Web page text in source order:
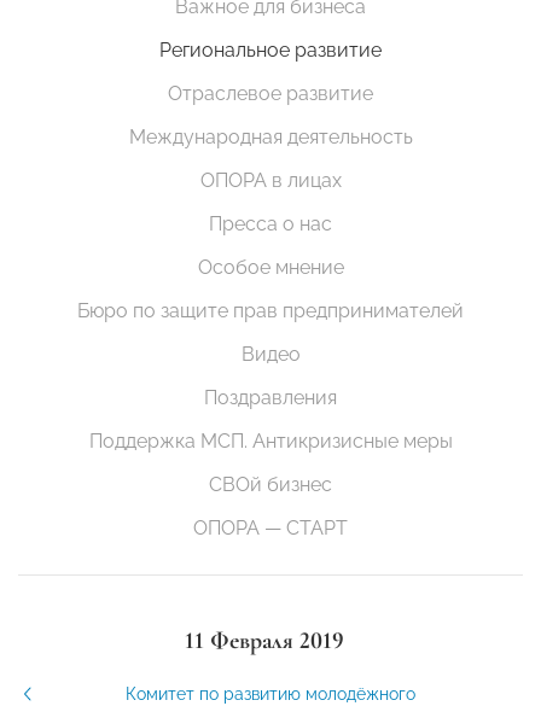
Важное для бизнеса
Региональное развитие
Отраслевое развитие
Международная деятельность
ОПОРА в лицах
Пресса о нас
Особое мнение
Бюро по защите прав предпринимателей
Видео
Поздравления
Поддержка МСП. Антикризисные меры
СВОй бизнес
ОПОРА — СТАРТ
11 Февраля 2019
Комитет по развитию молодёжного